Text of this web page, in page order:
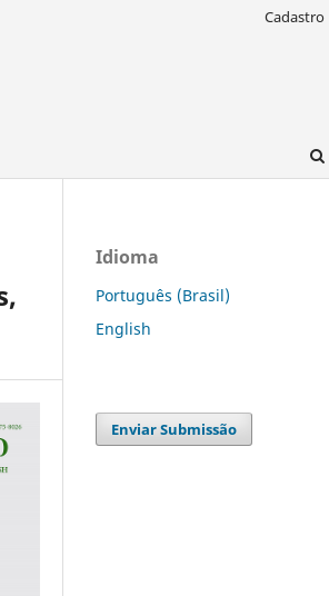
Cadastro
Idioma
Português (Brasil)
English
Enviar Submissão